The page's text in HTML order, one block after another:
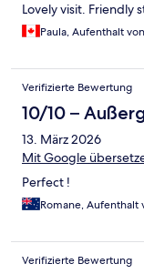
Lovely visit. Friendly
Paula, Aufenthalt
Verifizierte Bewertung
10/10 –
13. März 2026
Mit Google
Perfect !
Romane, Aufenthalt
Verifizierte Bewertung